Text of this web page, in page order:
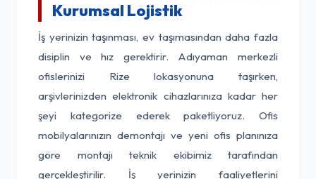
Kurumsal Lojistik
İş yerinizin taşınması, ev taşımasından daha fazla
disiplin ve hız gerektirir. Adıyaman merkezli
ofislerinizi Rize lokasyonuna taşırken,
arşivlerinizden elektronik cihazlarınıza kadar her
şeyi kategorize ederek paketliyoruz. Ofis
mobilyalarınızın demontajı ve yeni ofis planınıza
göre montajı teknik ekibimiz tarafından
gerçekleştirilir. İş yerinizin faaliyetlerini